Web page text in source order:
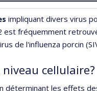
impliquant divers virus
fréquemment
de l'influenza porcin
cellulaire?
les effets